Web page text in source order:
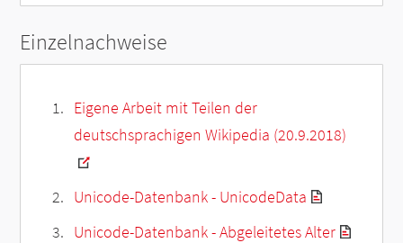
Einzelnachweise
Eigene Arbeit mit Teilen der
deutschsprachigen Wikipedia (20.9.2018)
Unicode-Datenbank - UnicodeData
Unicode-Datenbank - Abgeleitetes Alter